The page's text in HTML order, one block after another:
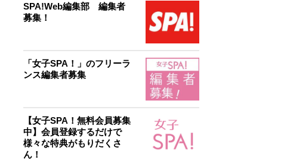
SPA!Web編集部 編集者
募集！
「女子SPA！」のフリーラ
ンス編集者募集
【女子SPA！無料会員募集
中】会員登録するだけで
様々な特典がもりだくさ
ん！